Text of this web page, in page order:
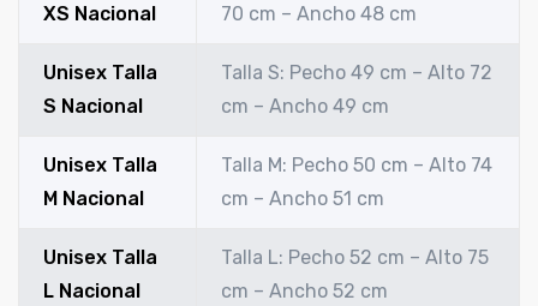
XS Nacional
70 cm – Ancho 48 cm
Unisex Talla
S Nacional
Talla S: Pecho 49 cm – Alto 72
cm – Ancho 49 cm
Unisex Talla
M Nacional
Talla M: Pecho 50 cm – Alto 74
cm – Ancho 51 cm
Unisex Talla
L Nacional
Talla L: Pecho 52 cm – Alto 75
cm – Ancho 52 cm